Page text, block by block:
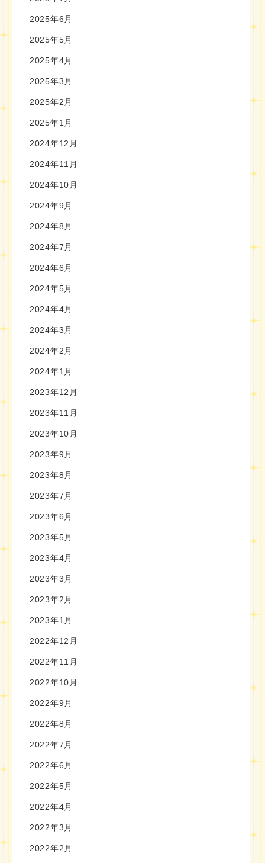
2025年6月
2025年5月
2025年4月
2025年3月
2025年2月
2025年1月
2024年12月
2024年11月
2024年10月
2024年9月
2024年8月
2024年7月
2024年6月
2024年5月
2024年4月
2024年3月
2024年2月
2024年1月
2023年12月
2023年11月
2023年10月
2023年9月
2023年8月
2023年7月
2023年6月
2023年5月
2023年4月
2023年3月
2023年2月
2023年1月
2022年12月
2022年11月
2022年10月
2022年9月
2022年8月
2022年7月
2022年6月
2022年5月
2022年4月
2022年3月
2022年2月